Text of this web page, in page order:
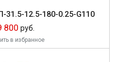
12.5-180-0.25-G110
800 руб.
в избранное